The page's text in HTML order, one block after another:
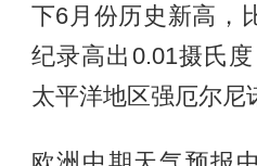
下6月份历史新高，
纪录高出0.01摄氏
太平洋地区强厄尔尼